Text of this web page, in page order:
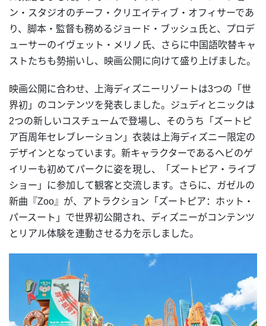
ン・スタジオのチーフ・クリエイティブ・オフィサーであ
り、脚本・監督も務めるジョード・ブッシュ氏と、プロデ
ューサーのイヴェット・メリノ氏、さらに中国語吹替キャ
ストたちも勢揃いし、映画公開に向けて盛り上げました。
映画公開に合わせ、上海ディズニーリゾートは3つの「世
界初」のコンテンツを発表しました。ジュディとニックは
2つの新しいコスチュームで登場し、そのうち「ズートピ
ア百周年セレブレーション」衣装は上海ディズニー限定の
デザインとなっています。新キャラクターであるヘビのゲ
イリーも初めてパークに姿を現し、「ズートピア・ライブ
ショー」に参加して観客と交流します。さらに、ガゼルの
新曲『Zoo』が、アトラクション「ズートピア：ホット・
パースート」で世界初公開され、ディズニーがコンテンツ
とリアル体験を連動させる力を示しました。